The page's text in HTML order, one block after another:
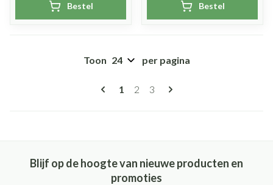
Bestel Bestel
Pagina's
U lees momenteel pagina
1 Pagina
2 Pagina
3
Toon per pagina
Blijf op de hoogte van nieuwe producten en
promoties